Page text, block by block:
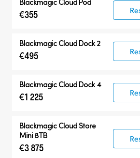
€355
Blackmagic Cloud Dock 2
€495
Blackmagic Cloud Dock 4
€1 225
Blackmagic Cloud Store
Mini 8TB
€3 875